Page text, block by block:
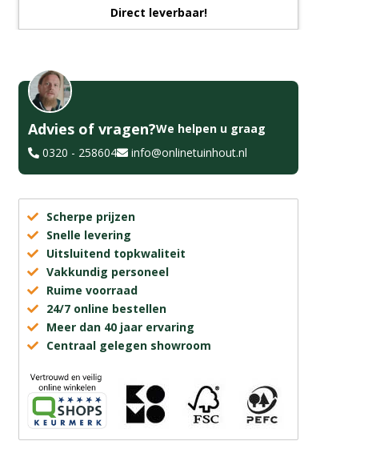
Direct leverbaar!
Advies of vragen?We helpen u graag
0320 - 258604
info@onlinetuinhout.nl
Scherpe prijzen
Snelle levering
Uitsluitend topkwaliteit
Vakkundig personeel
Ruime voorraad
24/7 online bestellen
Meer dan 40 jaar ervaring
Centraal gelegen showroom